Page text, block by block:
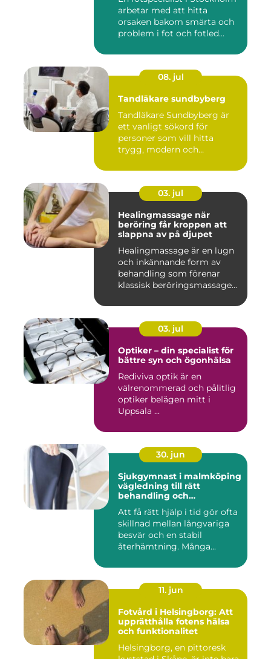
arbetar med att hitta
orsaken bakom smärta och
problem i fot och fotled...
08. jul
Tandläkare sundbyberg
Tandläkare Sundbyberg är
ett vanligt sökord för
personer som vill hitta
trygg, modern och
03. jul
Healingmassage när
beröring får kroppen att
slappna av på djupet
Healingmassage är en lugn
och inkännande form av
behandling som förenar
klassisk beröringsmassage
03. jul
Optiker – din specialist för
bättre syn och ögonhälsa
Rediviva optik är en
välrenommerad och pålitlig
optiker belägen mitt i
Uppsala ...
30. jun
Sjukgymnast i malmköping
vägledning till rätt
behandling och
Att få rätt hjälp i tid gör ofta
skillnad mellan långvariga
besvär och en stabil
återhämtning. Många...
11. jun
Fotvård i Helsingborg: Att
upprätthålla fotens hälsa
och funktionalitet
Helsingborg, en pittoresk